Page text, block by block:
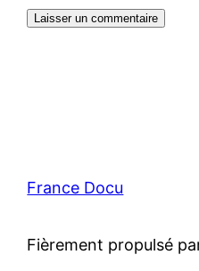
France Docu
Fièrement propulsé